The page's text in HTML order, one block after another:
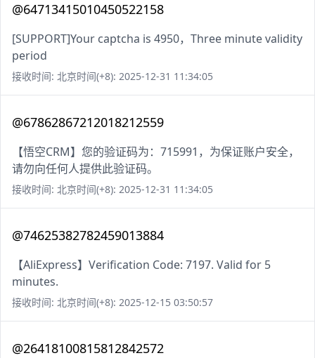
@64713415010450522158
[SUPPORT]Your captcha is 4950，Three minute validity
period
接收时间: 北京时间(+8): 2025-12-31 11:34:05
@67862867212018212559
【悟空CRM】您的验证码为：715991，为保证账户安全，
请勿向任何人提供此验证码。
接收时间: 北京时间(+8): 2025-12-31 11:34:05
@74625382782459013884
【AliExpress】Verification Code: 7197. Valid for 5
minutes.
接收时间: 北京时间(+8): 2025-12-15 03:50:57
@26418100815812842572